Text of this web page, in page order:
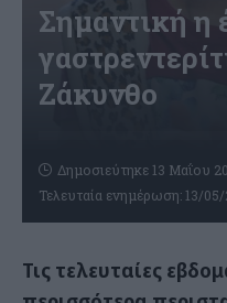
Σημαντική η
Ζάκυνθο
Τελευταία ενημέρωση: 13/
Δημοσιεύτηκε 13 Μαΐου
Τις τελευταίες